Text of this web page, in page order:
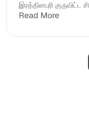
இரத்தினபுரி
Read More